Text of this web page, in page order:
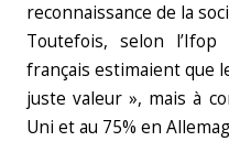
reconnaissance de la
Toutefois, selon
français estimaient que
juste valeur », mais à
Uni et au 75% en